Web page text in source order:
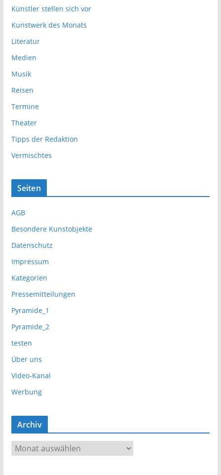
Künstler stellen sich vor
Kunstwerk des Monats
Literatur
Medien
Musik
Reisen
Termine
Theater
Tipps der Redaktion
Vermischtes
Seiten
AGB
Besondere Kunstobjekte
Datenschutz
Impressum
Kategorien
Pressemitteilungen
Pyramide_1
Pyramide_2
testen
Über uns
Video-Kanal
Werbung
Archiv
r